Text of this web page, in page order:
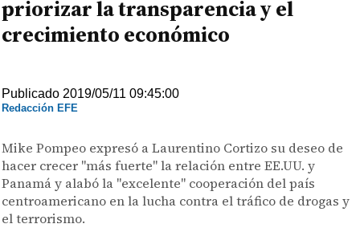
priorizar la transparencia y el
crecimiento económico
Publicado 2019/05/11 09:45:00
Redacción EFE
Mike Pompeo expresó a Laurentino Cortizo su deseo de
hacer crecer "más fuerte" la relación entre EE.UU. y
Panamá y alabó la "excelente" cooperación del país
centroamericano en la lucha contra el tráfico de drogas y
el terrorismo.